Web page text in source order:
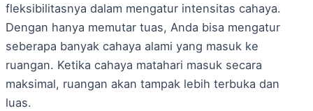
fleksibilitasnya dalam mengatur intensitas cahaya.
Dengan hanya memutar tuas, Anda bisa mengatur
seberapa banyak cahaya alami yang masuk ke
ruangan. Ketika cahaya matahari masuk secara
maksimal, ruangan akan tampak lebih terbuka dan
luas.